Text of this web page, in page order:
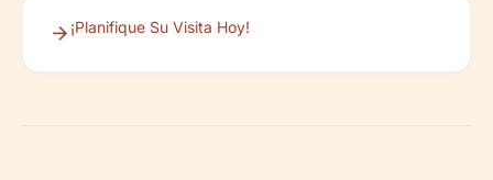
¡Planifique Su Visita Hoy!